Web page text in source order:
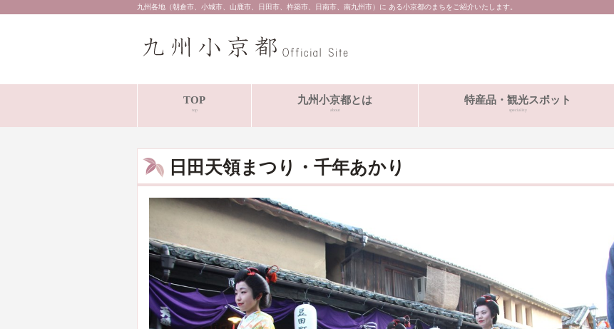
九州各地（朝倉市、小城市、山鹿市、日田市、杵築市、日南市、南九州市）に ある小京都のまちをご紹介いたします。
TOP
top
九州小京都とは
about
特産品・観光スポット
speciality
日田天領まつり・千年あかり